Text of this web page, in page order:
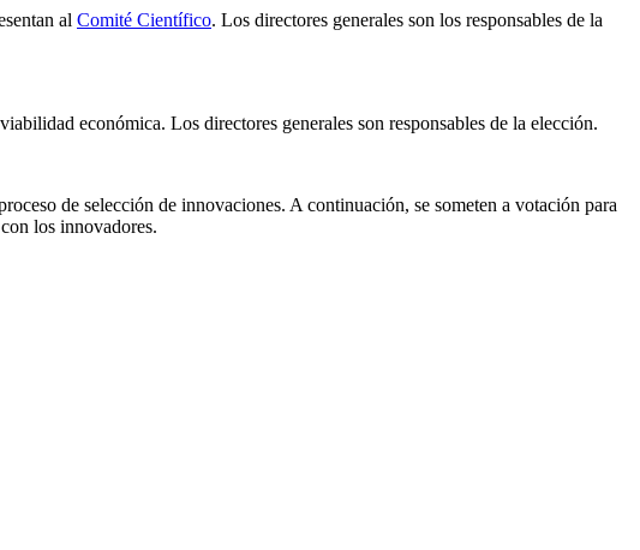
al Comité Científico. Los directores generales son los responsables de la
económica. Los directores generales son responsables de la elección.
de selección de innovaciones. A continuación, se someten a votación para
los innovadores.